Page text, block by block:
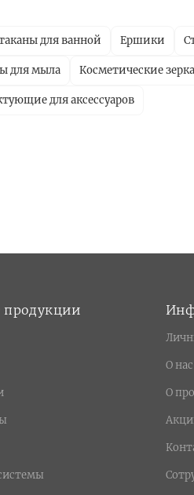
для ванной Ершики
для мыла Косметические
для аксессуаров
продукции
О нас
О